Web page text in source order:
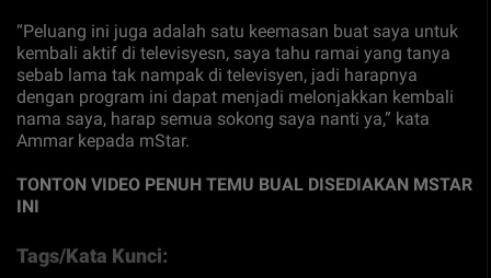
“Peluang ini juga adalah satu keemasan buat saya untuk
kembali aktif di televisyesn, saya tahu ramai yang tanya
sebab lama tak nampak di televisyen, jadi harapnya
dengan program ini dapat menjadi melonjakkan kembali
nama saya, harap semua sokong saya nanti ya,” kata
Ammar kepada mStar.
TONTON VIDEO PENUH TEMU BUAL DISEDIAKAN MSTAR
INI
Tags/Kata Kunci: